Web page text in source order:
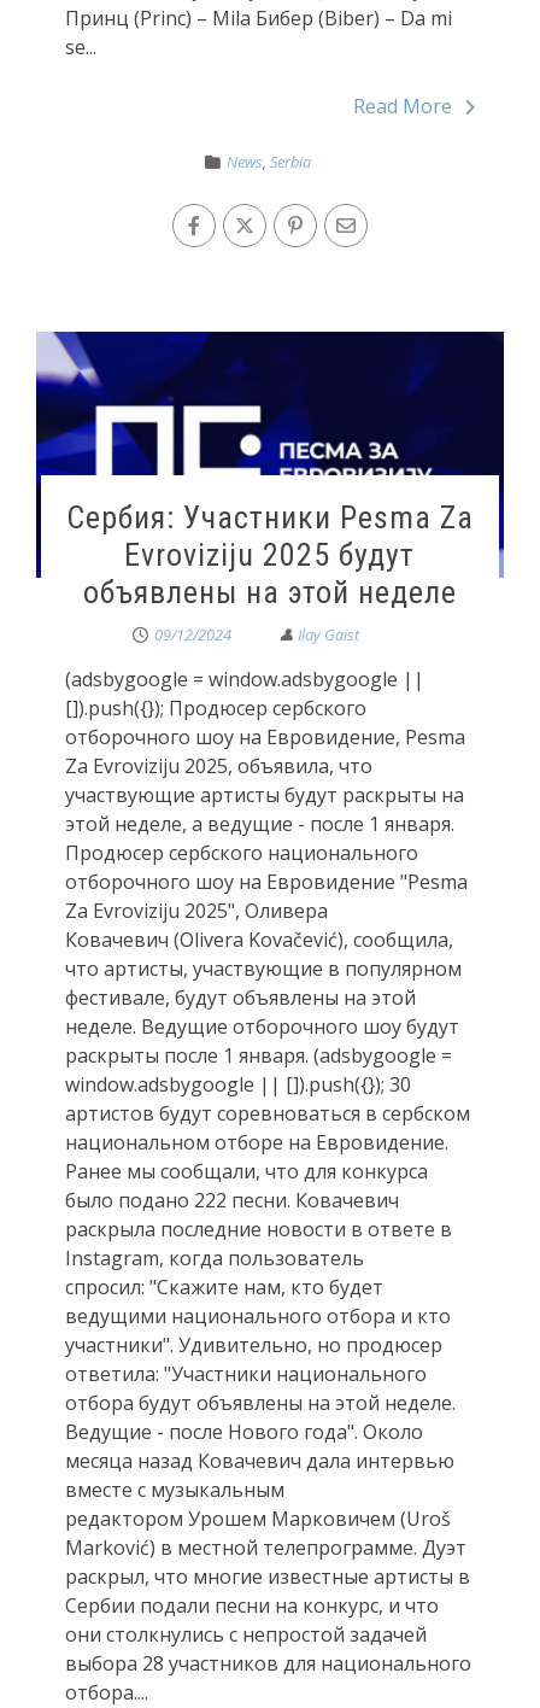
Принц (Princ) – Mila Бибер (Biber) – Da mi
se...
Read More
News, Serbia
Сербия: Участники Pesma Za
Evroviziju 2025 будут
объявлены на этой неделе
09/12/2024
(adsbygoogle = window.adsbygoogle ||
[]).push({}); Продюсер сербского
отборочного шоу на Евровидение, Pesma
Za Evroviziju 2025, объявила, что
участвующие артисты будут раскрыты на
этой неделе, а ведущие - после 1 января.
Продюсер сербского национального
отборочного шоу на Евровидение "Pesma
Za Evroviziju 2025", Оливера
Ковачевич (Olivera Kovačević), сообщила,
что артисты, участвующие в популярном
фестивале, будут объявлены на этой
неделе. Ведущие отборочного шоу будут
раскрыты после 1 января. (adsbygoogle =
window.adsbygoogle || []).push({}); 30
артистов будут соревноваться в сербском
национальном отборе на Евровидение.
Ранее мы сообщали, что для конкурса
было подано 222 песни. Ковачевич
раскрыла последние новости в ответе в
Instagram, когда пользователь
спросил: "Скажите нам, кто будет
ведущими национального отбора и кто
участники". Удивительно, но продюсер
ответила: "Участники национального
отбора будут объявлены на этой неделе.
Ведущие - после Нового года". Около
месяца назад Ковачевич дала интервью
вместе с музыкальным
редактором Урошем Марковичем (Uroš
Marković) в местной телепрограмме. Дуэт
раскрыл, что многие известные артисты в
Сербии подали песни на конкурс, и что
они столкнулись с непростой задачей
выбора 28 участников для национального
отбора....